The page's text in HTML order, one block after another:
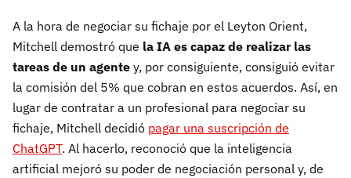
A la hora de negociar su fichaje por el Leyton Orient,
Mitchell demostró que la IA es capaz de realizar las
tareas de un agente y, por consiguiente, consiguió evitar
la comisión del 5% que cobran en estos acuerdos. Así, en
lugar de contratar a un profesional para negociar su
fichaje, Mitchell decidió pagar una suscripción de
ChatGPT. Al hacerlo, reconoció que la inteligencia
artificial mejoró su poder de negociación personal y, de